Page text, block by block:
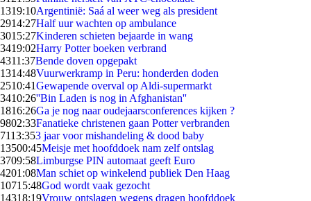
1319:10Argentinië: Saá al weer weg als president
2914:27Half uur wachten op ambulance
3015:27Kinderen schieten bejaarde in wang
3419:02Harry Potter boeken verbrand
4311:37Bende doven opgepakt
1314:48Vuurwerkramp in Peru: honderden doden
2510:41Gewapende overval op Aldi-supermarkt
3410:26''Bin Laden is nog in Afghanistan''
1816:26Ga je nog naar oudejaarsconferences kijken ?
9802:33Fanatieke christenen gaan Potter verbranden
7113:353 jaar voor mishandeling & dood baby
13500:45Meisje met hoofddoek nam zelf ontslag
3709:58Limburgse PIN automaat geeft Euro
4201:08Man schiet op winkelend publiek Den Haag
10715:48God wordt vaak gezocht
14318:19Vrouw ontslagen wegens dragen hoofddoek